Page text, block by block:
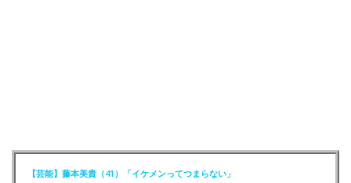
【芸能】藤本美貴（41）「イケメンってつまらない」